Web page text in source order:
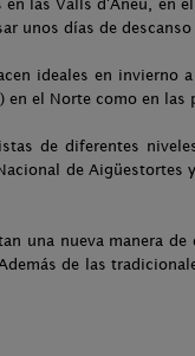
las Valls d'Àneu, en
unos días de
ideales en invierno
en el Norte como en las
de diferentes
de Aigüestortes
una nueva manera
de las